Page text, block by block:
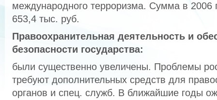
международного терроризма. Сумма в 2006
653,4 тыс. руб.
Правоохранительная деятельность и
безопасности государства:
были существенно увеличены. Проблемы
требуют дополнительных средств для
органов и спец. служб. В ближайшие годы